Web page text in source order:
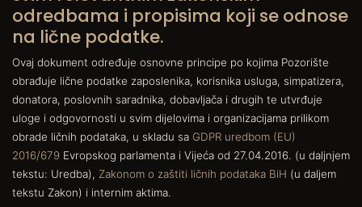
odredbama i propisima koji se odnose
na lične podatke.
Ovaj dokument određuje osnovne principe po kojima Pozorište
obrađuje lične podatke zaposlenika, korisnika usluga, simpatizera,
donatora, poslovnih saradnika, dobavljača i drugih te utvrđuje
uloge i odgovornosti u svim dijelovima i organizacijama prilikom
obrade ličnih podataka, u skladu sa GDPR uredbom (EU)
2016/679 Evropskog parlamenta i Vijeća od 27.04.2016. (u daljnjem
tekstu: Uredba), Zakonom o zaštiti ličnih podataka BiH (u daljem
tekstu Zakon) i internim aktima.